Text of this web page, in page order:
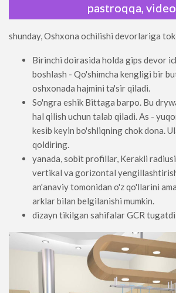
pastroqqa, video
shunday, Oshxona ochilishi devorlariga
Birinchi doirasida holda gips devor
boshlash - Qo'shimcha kengligi bir
oshxonada hajmini ta'sir qiladi.
So'ngra eshik Bittaga barpo. Bu
hal qilish uchun talab qiladi. As -
kesib keyin bo'shliqning chok dona.
qoldiring.
yanada, sobit profillar, Kerakli
vertikal va gorizontal
an'anaviy tomonidan o'z qo'llarini
arklar bilan belgilanishi mumkin.
dizayn tikilgan sahifalar GCR tugatdi